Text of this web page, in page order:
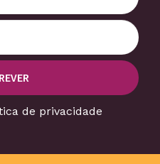
de privacidade